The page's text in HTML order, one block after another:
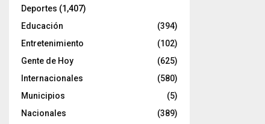
Deportes (1,407)
Educación
(394)
Entretenimiento
(102)
Gente de Hoy
(625)
Internacionales
(580)
Municipios
(5)
Nacionales
(389)